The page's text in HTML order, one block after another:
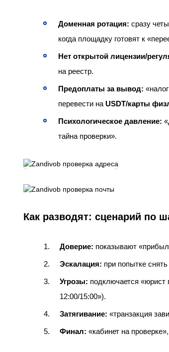
Доменная ротация: сразу
когда площадку готовят к
Нет открытой лицензии/
на реестр.
Предоплаты за вывод:
перевести на USDT/карты
Психологическое давление:
тайна проверки».
Как разводят: сценарий по
Доверие: показывают
Эскалация: при попытке
Угрозы: подключается
12:00/15:00»).
Затягивание: «транзакция
Финал: «кабинет на